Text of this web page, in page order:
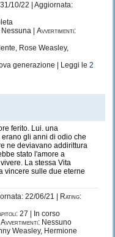
31/10/22 | Aggiornata:
Nessuna | Avvertimenti:
Rose Weasley,
generazione | Leggi le 2
ferito. Lui. una
gli anni di odio che
ne deviavano addirittura
stato l'amore a
La stessa Vita
vincere sulle due eterne
22/06/21 |
Rating:
27 | In corso
Avvertimenti: Nessuno
Weasley, Hermione